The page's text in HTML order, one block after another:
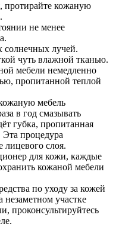
протирайте кожаную
не менее
солнечных лучей.
чуть влажной тканью.
мебели немедленно
пропитанной теплой
мебель
в год смазывать
губка, пропитанная
Эта процедура
лицевого слоя.
для кожи, каждые
кожаной мебели
по уходу за кожей
незаметном участке
проконсультируйтесь